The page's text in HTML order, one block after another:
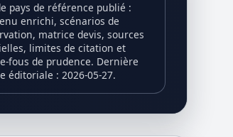
pays de référence publié :
enrichi, scénarios de
matrice devis, sources
limites de citation et
fous de prudence. Dernière
éditoriale : 2026-05-27.